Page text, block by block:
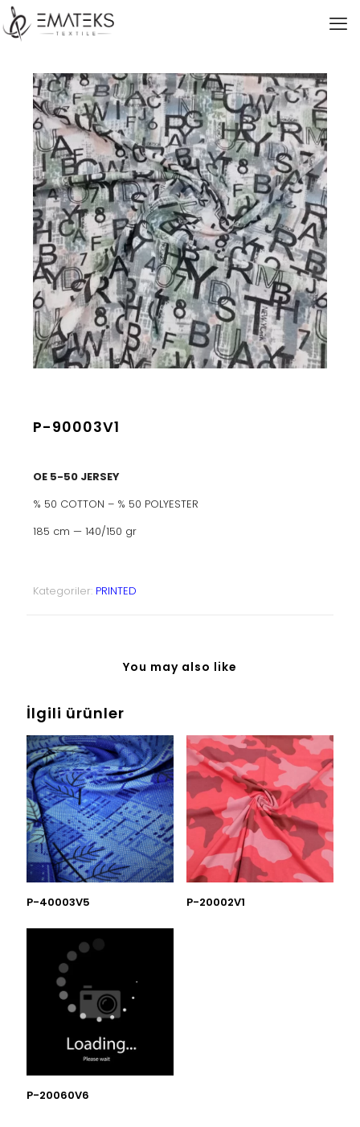
P-90003V1
OE 5-50 JERSEY
% 50 COTTON – % 50 POLYESTER
185 cm — 140/150 gr
Kategoriler: PRINTED
You may also like
İlgili ürünler
P-40003V5 P-20002V1
P-20060V6